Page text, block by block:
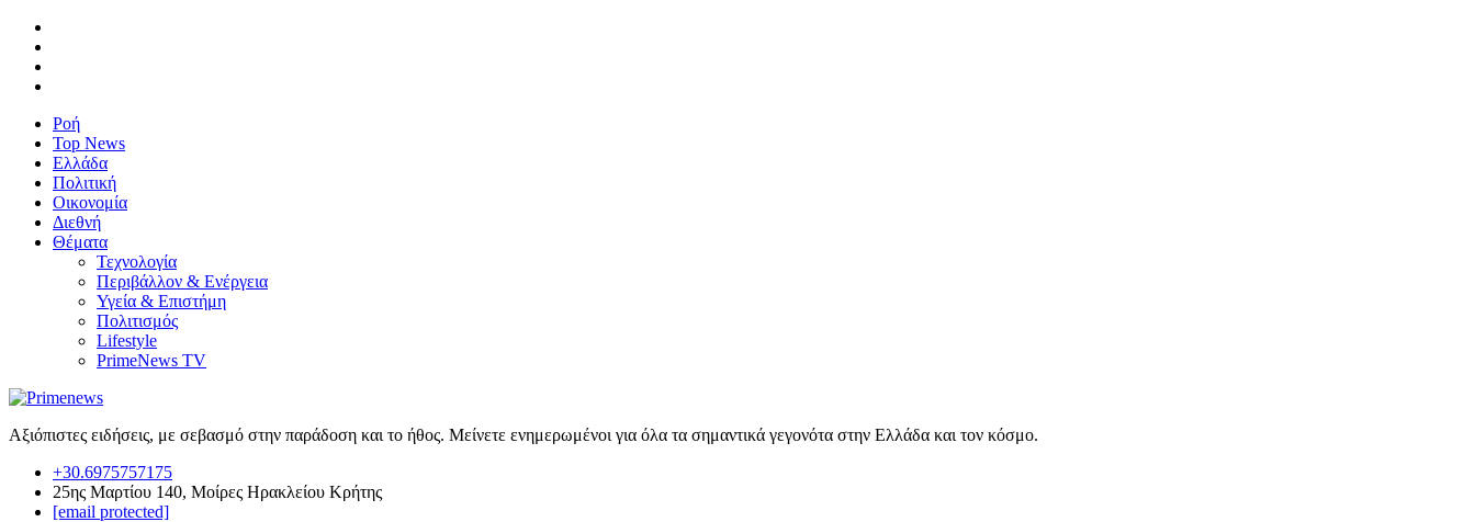
Ροή
Top News
Ελλάδα
Πολιτική
Οικονομία
Διεθνή
Θέματα
Τεχνολογία
Περιβάλλον & Ενέργεια
Υγεία & Επιστήμη
Πολιτισμός
Lifestyle
PrimeNews TV
Αξιόπιστες ειδήσεις, με σεβασμό στην παράδοση και το ήθος. Μείνετε ενημερωμένοι για όλα τα σημαντικά γεγονότα στην Ελλάδα και τον κόσμο.
+30.6975757175
25ης Μαρτίου 140, Μοίρες Ηρακλείου Κρήτης
[email protected]